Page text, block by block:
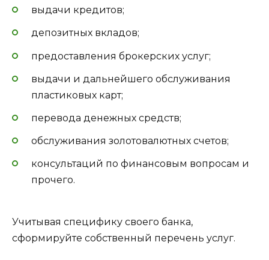
выдачи кредитов;
депозитных вкладов;
предоставления брокерских услуг;
выдачи и дальнейшего обслуживания
пластиковых карт;
перевода денежных средств;
обслуживания золотовалютных счетов;
консультаций по финансовым вопросам и
прочего.
Учитывая специфику своего банка,
сформируйте собственный перечень услуг.